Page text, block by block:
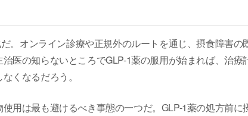
。オンライン診療や正規外のルートを通じ、摂食障害の
医の知らないところでGLP-1薬の服用が始まれば、治療
くなるだろう。
用は最も避けるべき事態の一つだ。GLP-1薬の処方前に